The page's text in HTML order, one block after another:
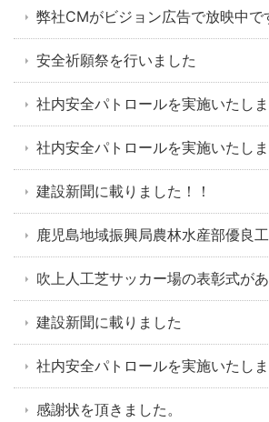
弊社CMがビジョン広告で放映中で
安全祈願祭を行いました
社内安全パトロールを実施いたしま
社内安全パトロールを実施いたしま
建設新聞に載りました！！
鹿児島地域振興局農林水産部優良
吹上人工芝サッカー場の表彰式があ
建設新聞に載りました
社内安全パトロールを実施いたしま
感謝状を頂きました。